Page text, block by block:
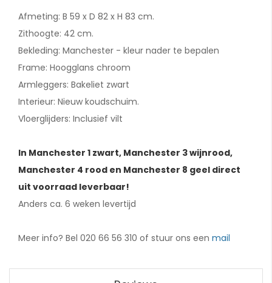
Afmeting: B 59 x D 82 x H 83 cm.
Zithoogte: 42 cm.
Bekleding: Manchester - kleur nader te bepalen
Frame: Hoogglans chroom
Armleggers: Bakeliet zwart
Interieur: Nieuw koudschuim.
Vloerglijders: Inclusief vilt
In Manchester 1 zwart, Manchester 3 wijnrood,
Manchester 4 rood en Manchester 8 geel direct
uit voorraad leverbaar!
Anders ca. 6 weken levertijd
Meer info? Bel 020 66 56 310 of stuur ons een mail